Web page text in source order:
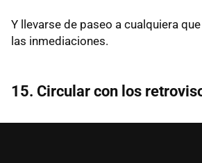
Y llevarse de paseo a cualquiera
las inmediaciones.
15. Circular con los